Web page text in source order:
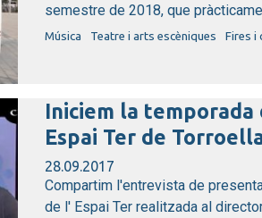
semestre de 2018, que
Música Teatre i arts escèniques Fires i
Iniciem la
Espai Ter de
28.09.2017
Compartim l'entrevista de
de l' Espai Ter realitzada al